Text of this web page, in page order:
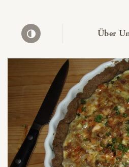
Über